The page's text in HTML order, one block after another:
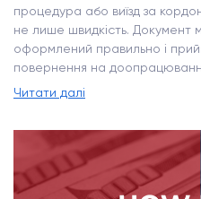
процедура або виїзд за
не лише швидкість. Документ
оформлений правильно і
повернення на
Читати далі